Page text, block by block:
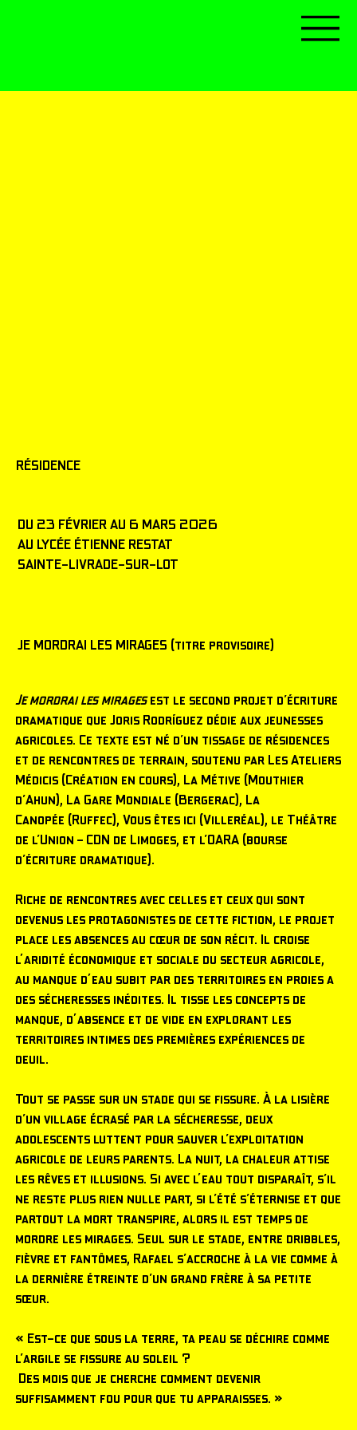
RÉSIDENCE
DU 23 FÉVRIER AU 6 MARS 2026
AU LYCÉE ÉTIENNE RESTAT
SAINTE-LIVRADE-SUR-LOT
JE MORDRAI LES MIRAGES (titre provisoire)
Je mordrai les miragesest le second projet d’écriture
dramatique que Joris Rodríguez dédie aux jeunesses
agricoles. Ce texte est né d’un tissage de résidences
et de rencontres de terrain, soutenu par Les Ateliers
Médicis (Création en cours), La Métive (Mouthier
d’Ahun), La Gare Mondiale (Bergerac), La
Canopée (Ruffec), Vous êtes ici (Villeréal), le Théâtre
de l’Union – CDN de Limoges, et l’OARA (bourse
d’écriture dramatique).
Riche de rencontres avec celles et ceux qui sont
devenus les protagonistes de cette fiction, le projet
place les absences au cœur de son récit. Il croise
l'aridité économique et sociale du secteur agricole,
au manque d'eau subit par des territoires en proies a
des sécheresses inédites. Il tisse les concepts de
manque, d'absence et de vide en explorant les
territoires intimes des premières expériences de
deuil.
Tout se passe sur un stade qui se fissure. À la lisière
d’un village écrasé par la sécheresse, deux
adolescents luttent pour sauver l’exploitation
agricole de leurs parents. La nuit, la chaleur attise
les rêves et illusions. Si avec l'eau tout disparaît, s’il
ne reste plus rien nulle part, si l’été s’éternise et que
partout la mort transpire, alors il est temps de
mordre les mirages. Seul sur le stade, entre dribbles,
fièvre et fantômes, Rafael s’accroche à la vie comme à
la dernière étreinte d’un grand frère à sa petite
sœur.
« Est-ce que sous la terre, ta peau se déchire comme
l’argile se fissure au soleil ?
Des mois que je cherche comment devenir
suffisamment fou pour que tu apparaisses. »